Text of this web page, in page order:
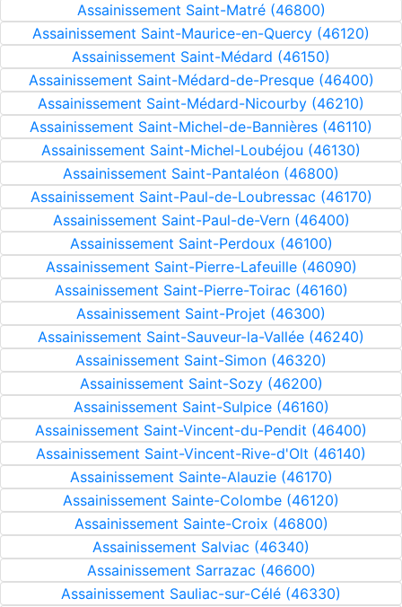
Assainissement Saint-Matré (46800)
Assainissement Saint-Maurice-en-Quercy (46120)
Assainissement Saint-Médard (46150)
Assainissement Saint-Médard-de-Presque (46400)
Assainissement Saint-Médard-Nicourby (46210)
Assainissement Saint-Michel-de-Bannières (46110)
Assainissement Saint-Michel-Loubéjou (46130)
Assainissement Saint-Pantaléon (46800)
Assainissement Saint-Paul-de-Loubressac (46170)
Assainissement Saint-Paul-de-Vern (46400)
Assainissement Saint-Perdoux (46100)
Assainissement Saint-Pierre-Lafeuille (46090)
Assainissement Saint-Pierre-Toirac (46160)
Assainissement Saint-Projet (46300)
Assainissement Saint-Sauveur-la-Vallée (46240)
Assainissement Saint-Simon (46320)
Assainissement Saint-Sozy (46200)
Assainissement Saint-Sulpice (46160)
Assainissement Saint-Vincent-du-Pendit (46400)
Assainissement Saint-Vincent-Rive-d'Olt (46140)
Assainissement Sainte-Alauzie (46170)
Assainissement Sainte-Colombe (46120)
Assainissement Sainte-Croix (46800)
Assainissement Salviac (46340)
Assainissement Sarrazac (46600)
Assainissement Sauliac-sur-Célé (46330)